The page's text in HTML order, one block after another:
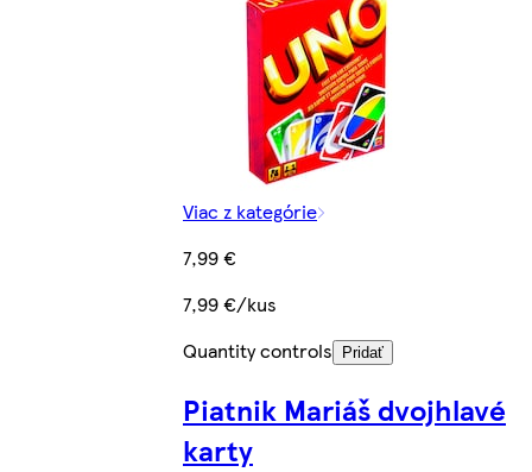
Viac z kategórie
7,99 €
7,99 €/kus
Quantity controls
Pridať
Piatnik Mariáš dvojhlavé
karty